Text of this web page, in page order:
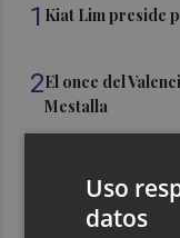
1 Kiat Lim preside
2El once del
Mestalla
el día del eclipse
Uso
datos